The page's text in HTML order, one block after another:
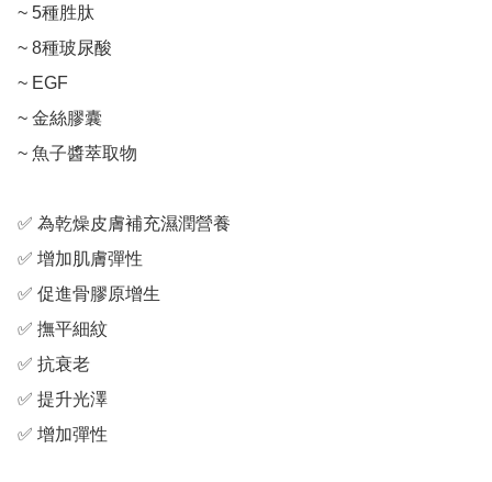
~ 5種胜肽
~ 8種玻尿酸
~ EGF
~ 金絲膠囊
~ 魚子醬萃取物
✅ 為乾燥皮膚補充濕潤營養
✅ 增加肌膚彈性
✅ 促進骨膠原增生
✅ 撫平細紋
✅ 抗衰老
✅ 提升光澤
✅ 增加彈性